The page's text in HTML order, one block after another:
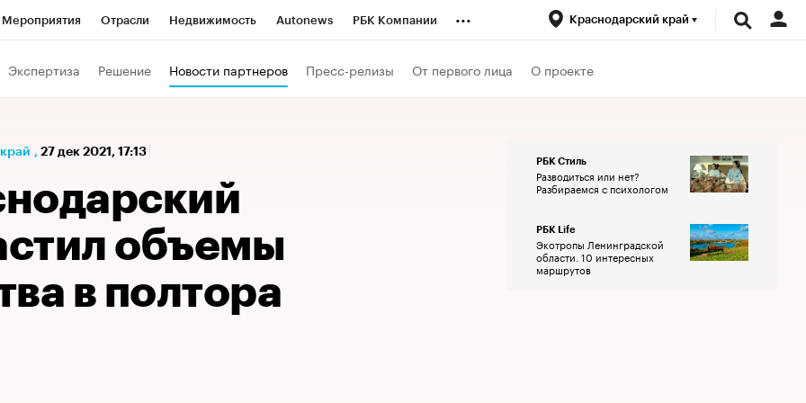
Мероприятия Отрасли Недвижимость Autonews РБК Компании ... Краснодарский край
Экспертиза Решение Новости партнеров Пресс-релизы От первого лица О проекте
, 27 дек 2021, 17:13
объемы
в полтора
РБК Стиль
Разводиться или нет?
Разбираемся с психологом
РБК Life
Экотропы Ленинградской
области. 10 интересных
маршрутов